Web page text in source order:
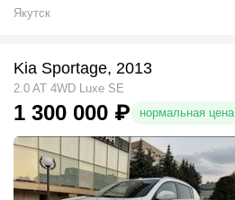
Якутск
Kia Sportage, 2013
2.0 AT 4WD Luxe SE
1 300 000 ₽ нормальная цена